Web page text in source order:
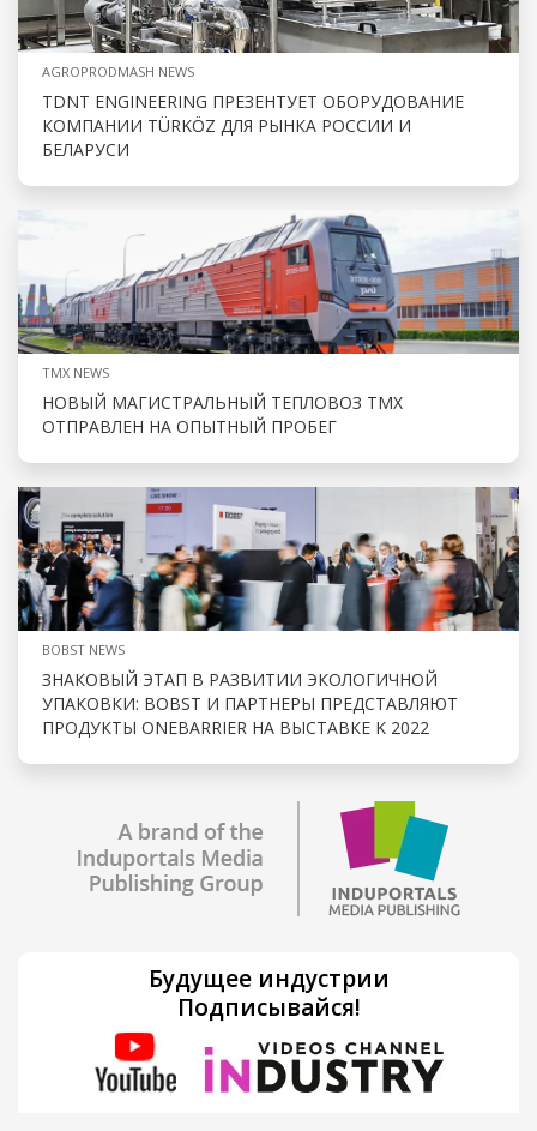
AGROPRODMASH NEWS
TDNT ENGINEERING ПРЕЗЕНТУЕТ ОБОРУДОВАНИЕ
КОМПАНИИ TÜRKÖZ ДЛЯ РЫНКА РОССИИ И
БЕЛАРУСИ
TMX NEWS
НОВЫЙ МАГИСТРАЛЬНЫЙ ТЕПЛОВОЗ ТМХ
ОТПРАВЛЕН НА ОПЫТНЫЙ ПРОБЕГ
BOBST NEWS
ЗНАКОВЫЙ ЭТАП В РАЗВИТИИ ЭКОЛОГИЧНОЙ
УПАКОВКИ: BOBST И ПАРТНЕРЫ ПРЕДСТАВЛЯЮТ
ПРОДУКТЫ ONEBARRIER НА ВЫСТАВКЕ K 2022
Будущее индустрии
Подписывайся!